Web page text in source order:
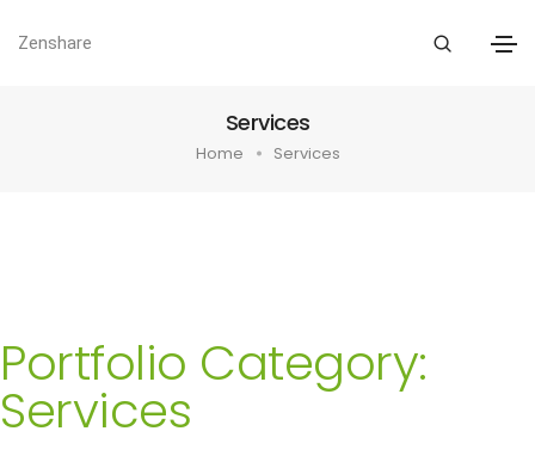
Zenshare
Services
Home Services
Portfolio Category:
Services